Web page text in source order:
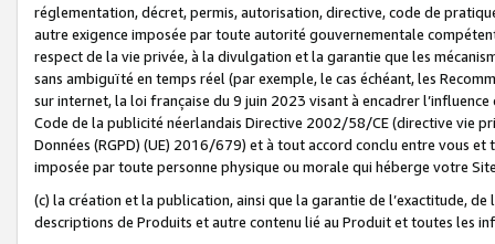
réglementation, décret, permis, autorisation, directive, code de
autre exigence imposée par toute autorité gouvernementale
respect de la vie privée, à la divulgation et la garantie que les
sans ambiguïté en temps réel (par exemple, le cas échéant, les
sur internet, la loi française du 9 juin 2023 visant à encadrer
Code de la publicité néerlandais Directive 2002/58/CE (directive vie
Données (RGPD) (UE) 2016/679) et à tout accord conclu entre vous
imposée par toute personne physique ou morale qui héberge votre
(c) la création et la publication, ainsi que la garantie de l’exactitude,
descriptions de Produits et autre contenu lié au Produit et toutes les